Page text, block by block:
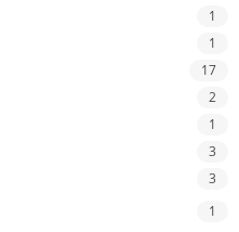
1
1
17
2
1
3
3
1